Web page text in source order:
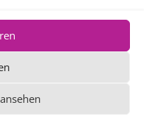
51063 Köln
Unless otherwise stated, the text and
graphics on this website are licensed
under the Creative Commons license CC